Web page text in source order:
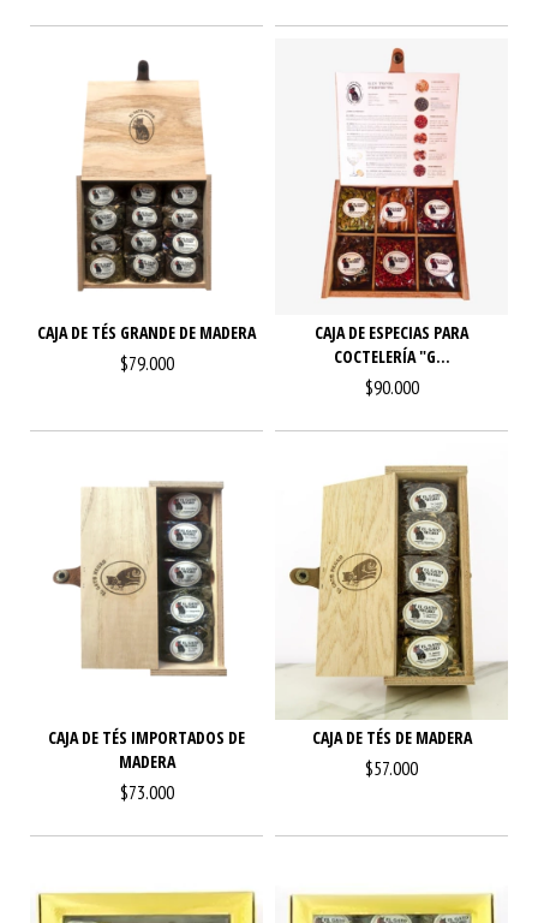
CAJA DE TÉS GRANDE DE MADERA
$79.000
CAJA DE ESPECIAS PARA
COCTELERÍA "G...
$90.000
CAJA DE TÉS IMPORTADOS DE
MADERA
$73.000
CAJA DE TÉS DE MADERA
$57.000